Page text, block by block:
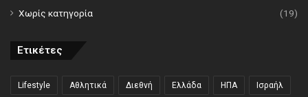
Χωρίς κατηγορία
(19)
Ετικέτες
Lifestyle Αθλητικά Διεθνή Ελλάδα ΗΠΑ Ισραήλ